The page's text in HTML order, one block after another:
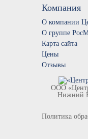
Компания
О компании
О группе
Карта сайта
Цены
Отзывы
ООО
Нижний
Политика